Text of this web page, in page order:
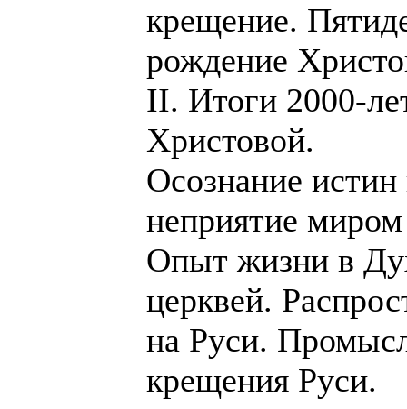
крещение.
рождение
II. Итоги 2000-
Христовой.
Осознание
неприятие миром
Опыт жизни в
церквей.
на Руси.
крещения Руси.